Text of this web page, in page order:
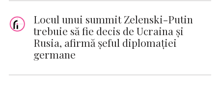
Locul unui summit Zelenski-Putin
trebuie să fie decis de Ucraina şi
Rusia, afirmă şeful diplomaţiei
germane